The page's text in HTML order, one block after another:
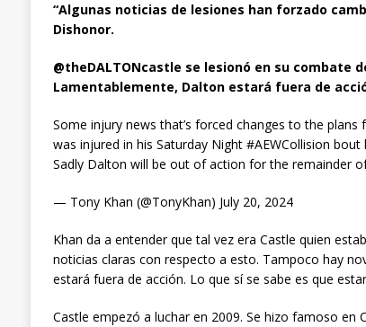
“Algunas noticias de lesiones han forzado
Dishonor.
@theDALTONcastle se lesionó en su combate
Lamentablemente, Dalton estará fuera de
Some injury news that’s forced changes to the
was injured in his Saturday Night #AEWCollision
Sadly Dalton will be out of action for the remainder
— Tony Khan (@TonyKhan) July 20, 2024
Khan da a entender que tal vez era Castle quien
noticias claras con respecto a esto. Tampoco hay
estará fuera de acción. Lo que sí se sabe es que
Castle empezó a luchar en 2009. Se hizo famoso en